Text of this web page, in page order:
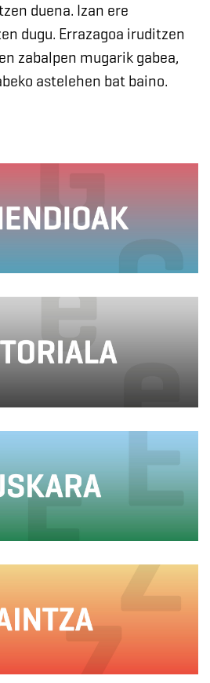
duena. Izan ere
dugu. Errazagoa iruditzen
zabalpen mugarik gabea,
astelehen bat baino.